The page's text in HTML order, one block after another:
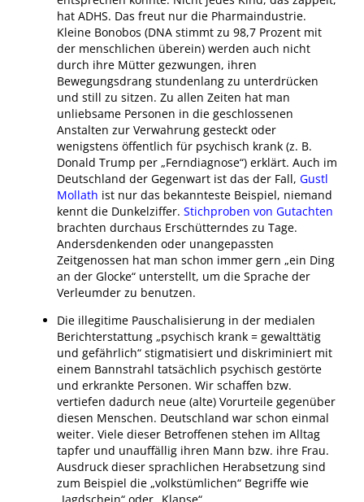
hat ADHS. Das freut nur die Pharmaindustrie.
Kleine Bonobos (DNA stimmt zu 98,7 Prozent mit
der menschlichen überein) werden auch nicht
durch ihre Mütter gezwungen, ihren
Bewegungsdrang stundenlang zu unterdrücken
und still zu sitzen. Zu allen Zeiten hat man
unliebsame Personen in die geschlossenen
Anstalten zur Verwahrung gesteckt oder
wenigstens öffentlich für psychisch krank (z. B.
Donald Trump per „Ferndiagnose“) erklärt. Auch im
Deutschland der Gegenwart ist das der Fall, Gustl
Mollath ist nur das bekannteste Beispiel, niemand
kennt die Dunkelziffer. Stichproben von Gutachten
brachten durchaus Erschütterndes zu Tage.
Andersdenkenden oder unangepassten
Zeitgenossen hat man schon immer gern „ein Ding
an der Glocke“ unterstellt, um die Sprache der
Verleumder zu benutzen.
Die illegitime Pauschalisierung in der medialen
Berichterstattung „psychisch krank = gewalttätig
und gefährlich“ stigmatisiert und diskriminiert mit
einem Bannstrahl tatsächlich psychisch gestörte
und erkrankte Personen. Wir schaffen bzw.
vertiefen dadurch neue (alte) Vorurteile gegenüber
diesen Menschen. Deutschland war schon einmal
weiter. Viele dieser Betroffenen stehen im Alltag
tapfer und unauffällig ihren Mann bzw. ihre Frau.
Ausdruck dieser sprachlichen Herabsetzung sind
zum Beispiel die „volkstümlichen“ Begriffe wie